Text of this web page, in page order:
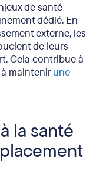
de santé
dédié. En
externe, les
de leurs
Cela contribue à
maintenirune
la santé